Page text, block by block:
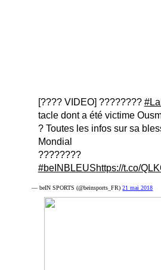
[???? VIDEO] ????????
tacle dont a été victime
? Toutes les infos sur sa
Mondial
????????
#beINBLEUShttps://t.co/
— beIN SPORTS (@beinsports_FR)21 mai 2018